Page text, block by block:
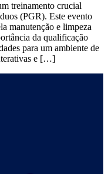
treinamento crucial
(PGR). Este evento
manutenção e limpeza
da qualificação
para um ambiente de
e […]